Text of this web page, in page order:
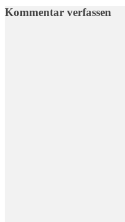
Kommentar verfassen